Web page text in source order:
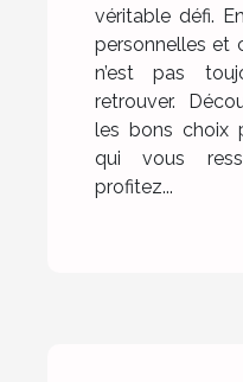
véritable défi.
personnelles et
n’est pas
retrouver.
les bons choix
qui vous
profitez...